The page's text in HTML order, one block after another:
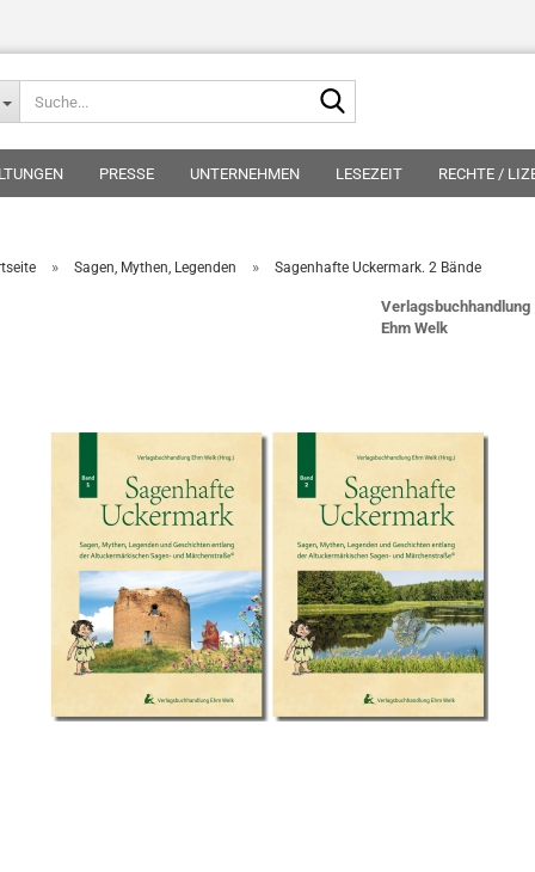
PRESSE UNTERNEHMEN LESEZEIT RECHTE /
» Sagen, Mythen, Legenden » Sagenhafte Uckermark. 2 Bände
Verlagsbuchhandlung
Ehm Welk